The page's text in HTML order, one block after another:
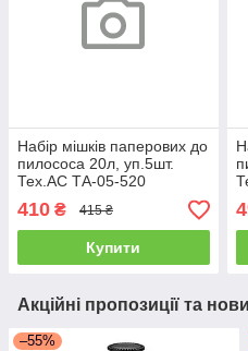
Набір мішків паперових до
пилососа 20л, уп.5шт.
Тех.АС ТА-05-520
410 ₴ 415 ₴
Купити
Акційні пропозиції та
–55%